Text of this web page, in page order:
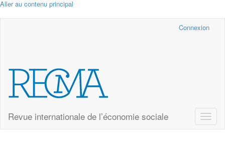
Aller au contenu principal
Connexion
Revue internationale de l’économie sociale
Toggle